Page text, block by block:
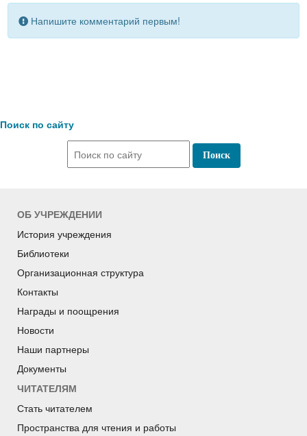
Напишите комментарий первым!
Поиск по сайту
ОБ УЧРЕЖДЕНИИ
История учреждения
Библиотеки
Организационная структура
Контакты
Награды и поощрения
Новости
Наши партнеры
Документы
ЧИТАТЕЛЯМ
Стать читателем
Пространства для чтения и работы